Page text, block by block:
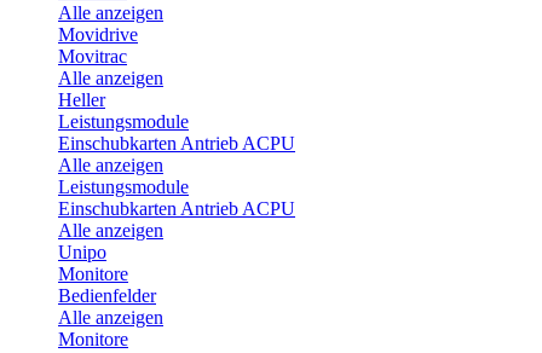
Alle anzeigen
Movidrive
Movitrac
Alle anzeigen
Heller
Leistungsmodule
Einschubkarten Antrieb ACPU
Alle anzeigen
Leistungsmodule
Einschubkarten Antrieb ACPU
Alle anzeigen
Unipo
Monitore
Bedienfelder
Alle anzeigen
Monitore